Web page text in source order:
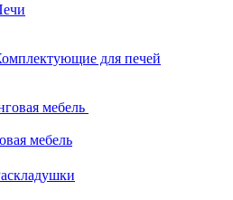
для печей
мебель
мебель